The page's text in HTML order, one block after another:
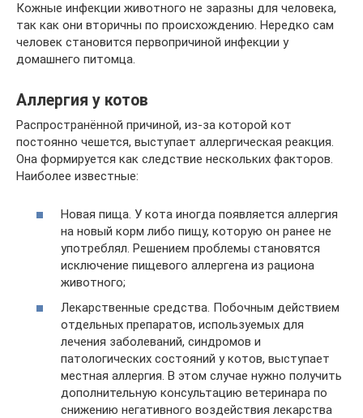
Кожные инфекции животного не заразны для человека,
так как они вторичны по происхождению. Нередко сам
человек становится первопричиной инфекции у
домашнего питомца.
Аллергия у котов
Распространённой причиной, из-за которой кот
постоянно чешется, выступает аллергическая реакция.
Она формируется как следствие нескольких факторов.
Наиболее известные:
Новая пища. У кота иногда появляется аллергия
на новый корм либо пищу, которую он ранее не
употреблял. Решением проблемы становятся
исключение пищевого аллергена из рациона
животного;
Лекарственные средства. Побочным действием
отдельных препаратов, используемых для
лечения заболеваний, синдромов и
патологических состояний у котов, выступает
местная аллергия. В этом случае нужно получить
дополнительную консультацию ветеринара по
снижению негативного воздействия лекарства